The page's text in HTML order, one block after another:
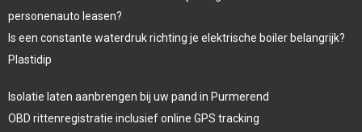
personenauto leasen?
Is een constante waterdruk richting je elektrische boiler belangrijk?
Plastidip
Isolatie laten aanbrengen bij uw pand in Purmerend
OBD rittenregistratie inclusief online GPS tracking